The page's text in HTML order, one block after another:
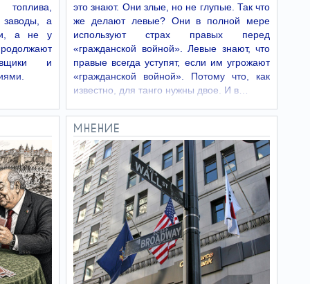
военнослужащих ЦАХАЛа
Разрешено к публикации: в
ходе боевых действий на юге Ливана 5
августа погибли двое военнослужащих
ЦАХАЛа. В том же инциденте четверо
военнослужащих резерва ЦАХАЛа получили
тяжелые ранения.
Израиле на 6 августа:
переменная облачность
Согласно прогнозу
метеослужбы Израиля, в четверг, 6 августа,
жара немного спадет, но температура будет
незначительно выше среднесезонной.
Переменная облачность.
05:31
Израильские
ученые выяснили, как
активный компонент
Виагры останавливает
рак
заводы, а
а не у
и
это знают. Они злые, но не глупые. Так что
же делают левые? Они в полной мере
используют страх правых перед
«гражданской войной». Левые знают, что
правые всегда уступят, если им угрожают
«гражданской войной». Потому что, как
известно, для танго нужны двое. И в…
МНЕНИЕ